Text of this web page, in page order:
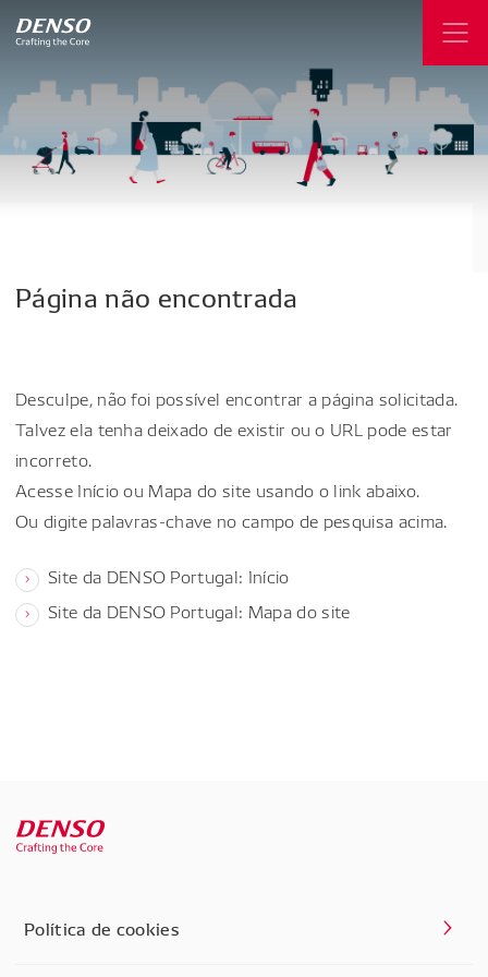
Página não encontrada
Desculpe, não foi possível encontrar a página solicitada.
Talvez ela tenha deixado de existir ou o URL pode estar
incorreto.
Acesse Início ou Mapa do site usando o link abaixo.
Ou digite palavras-chave no campo de pesquisa acima.
Site da DENSO Portugal: Início
Site da DENSO Portugal: Mapa do site
Política de cookies